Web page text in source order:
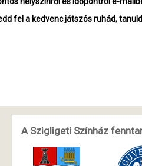
fel a kedvenc játszós ruhád,
A Szigligeti Színház